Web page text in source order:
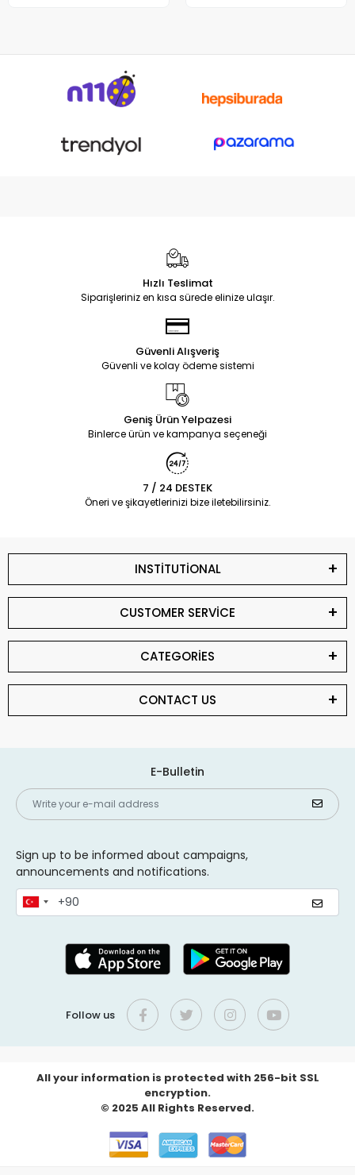
Hızlı Teslimat
Siparişleriniz en kısa sürede elinize ulaşır.
Güvenli Alışveriş
Güvenli ve kolay ödeme sistemi
Geniş Ürün Yelpazesi
Binlerce ürün ve kampanya seçeneği
7 / 24 DESTEK
Öneri ve şikayetlerinizi bize iletebilirsiniz.
INSTİTUTİONAL
CUSTOMER SERVİCE
CATEGORİES
CONTACT US
E-Bulletin
Sign up to be informed about campaigns,
announcements and notifications.
Follow us
All your information is protected with 256-bit SSL
encryption.
© 2025 All Rights Reserved.